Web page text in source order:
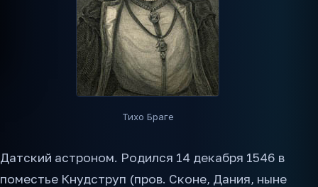
Тихо Браге
Датский астроном. Родился 14 декабря 1546 в
поместье Кнудструп (пров. Сконе, Дания, ныне